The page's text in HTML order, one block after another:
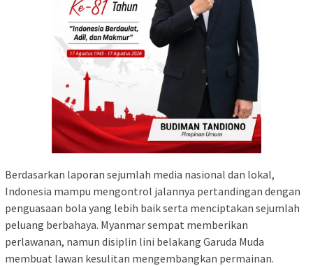
Berdasarkan laporan sejumlah media nasional dan lokal,
Indonesia mampu mengontrol jalannya pertandingan dengan
penguasaan bola yang lebih baik serta menciptakan sejumlah
peluang berbahaya. Myanmar sempat memberikan
perlawanan, namun disiplin lini belakang Garuda Muda
membuat lawan kesulitan mengembangkan permainan.